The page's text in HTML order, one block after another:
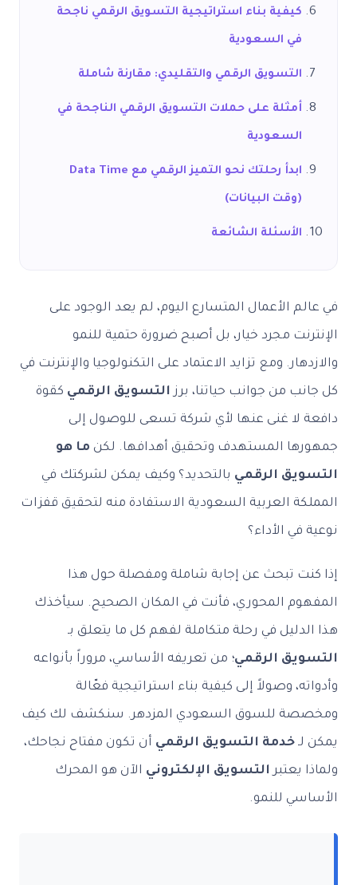
كيفية بناء استراتيجية التسويق الرقمي ناجحة
في السعودية
التسويق الرقمي والتقليدي: مقارنة شاملة
أمثلة على حملات التسويق الرقمي الناجحة في
السعودية
ابدأ رحلتك نحو التميز الرقمي مع Data Time
(وقت البيانات)
الأسئلة الشائعة
في عالم الأعمال المتسارع اليوم، لم يعد الوجود على
الإنترنت مجرد خيار، بل أصبح ضرورة حتمية للنمو
والازدهار. ومع تزايد الاعتماد على التكنولوجيا والإنترنت في
كل جانب من جوانب حياتنا، برز التسويق الرقمي كقوة
دافعة لا غنى عنها لأي شركة تسعى للوصول إلى
جمهورها المستهدف وتحقيق أهدافها. لكن ما هو
التسويق الرقمي بالتحديد؟ وكيف يمكن لشركتك في
المملكة العربية السعودية الاستفادة منه لتحقيق قفزات
نوعية في الأداء؟
إذا كنت تبحث عن إجابة شاملة ومفصلة حول هذا
المفهوم المحوري، فأنت في المكان الصحيح. سيأخذك
هذا الدليل في رحلة متكاملة لفهم كل ما يتعلق بـ
التسويق الرقمي؛ من تعريفه الأساسي، مروراً بأنواعه
وأدواته، وصولاً إلى كيفية بناء استراتيجية فعّالة
ومخصصة للسوق السعودي المزدهر. سنكشف لك كيف
يمكن لـ خدمة التسويق الرقمي أن تكون مفتاح نجاحك،
ولماذا يعتبرالتسويق الإلكتروني الآن هو المحرك
الأساسي للنمو.